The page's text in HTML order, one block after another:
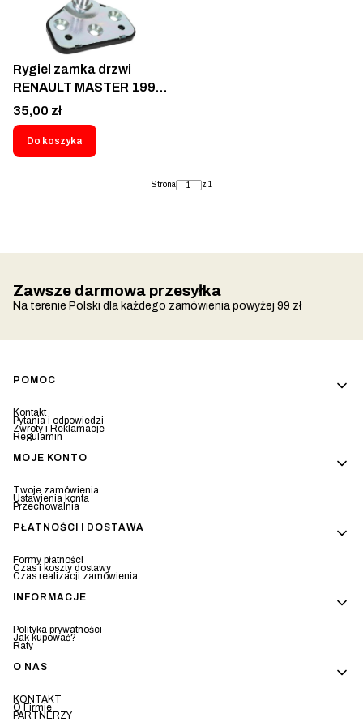
Rygiel zamka drzwi
RENAULT MASTER 1998-
2010 6041Z-33
Cena
35,00 zł
Do koszyka
Strona z 1
Zawsze darmowa przesyłka
Na terenie Polski dla każdego zamówienia powyżej 99 zł
Linki w stopce
POMOC
Kontakt
Pytania i odpowiedzi
Zwroty i Reklamacje
Regulamin
MOJE KONTO
Twoje zamówienia
Ustawienia konta
Przechowalnia
PŁATNOŚCI I DOSTAWA
Formy płatności
Czas i koszty dostawy
Czas realizacji zamówienia
INFORMACJE
Polityka prywatności
Jak kupować?
Raty
O NAS
KONTAKT
O Firmie
PARTNERZY